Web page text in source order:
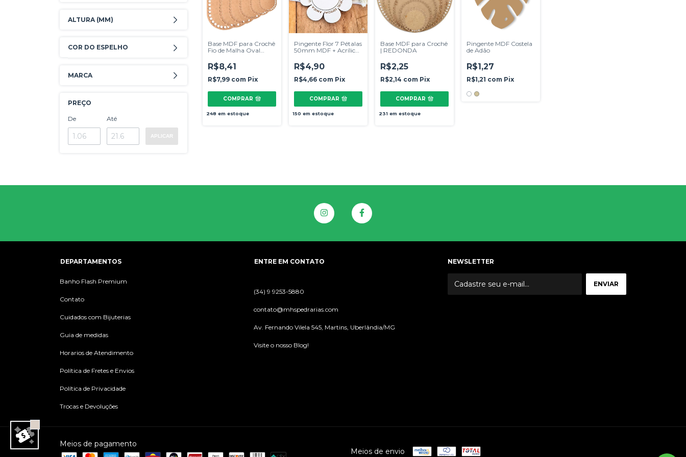
ALTURA (MM)
COR DO ESPELHO
MARCA
PREÇO
De Até
APLICAR
Base MDF para Crochê
Fio de Malha Oval
R$8,41
R$7,99 com Pix
COMPRAR
248 em estoque
Pingente Flor 7 Pétalas
50mm MDF + Acrílico
R$4,90
R$4,66 com Pix
COMPRAR
150 em estoque
Base MDF para Crochê
| REDONDA
R$2,25
R$2,14 com Pix
COMPRAR
231em estoque
Pingente MDF Costela
de Adão
R$1,27
R$1,21 com Pix
DEPARTAMENTOS
Banho Flash Premium
Contato
Cuidados com Bijuterias
Guia de medidas
Horarios de Atendimento
Política de Fretes e Envios
Política de Privacidade
Trocas e Devoluções
ENTRE EM CONTATO
(34) 9 9253-5880
contato@mhspedrarias.com
Av. Fernando Vilela 545, Martins, Uberlândia/MG
Visite o nosso Blog!
NEWSLETTER
Meios de pagamento
Meios de envio